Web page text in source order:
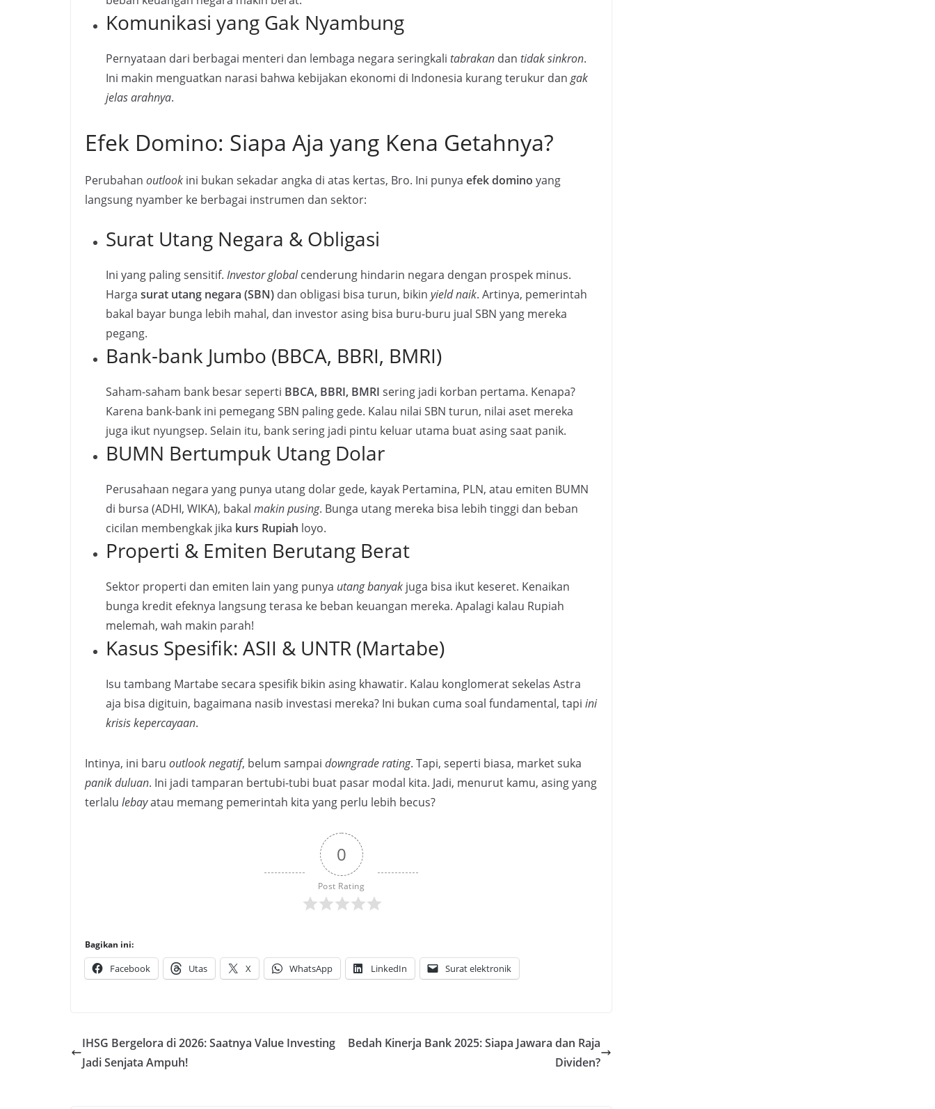
Komunikasi yang Gak Nyambung
Pernyataan dari berbagai menteri dan lembaga negara seringkali tabrakan dan tidak sinkron.
Ini makin menguatkan narasi bahwa kebijakan ekonomi di Indonesia kurang terukur dan gak
jelas arahnya.
Efek Domino: Siapa Aja yang Kena Getahnya?
Perubahan outlook ini bukan sekadar angka di atas kertas, Bro. Ini punya efek domino yang
langsung nyamber ke berbagai instrumen dan sektor:
Surat Utang Negara & Obligasi
Ini yang paling sensitif. Investor globalcenderung hindarin negara dengan prospek minus.
Harga surat utang negara (SBN) dan obligasi bisa turun, bikin yield naik. Artinya, pemerintah
bakal bayar bunga lebih mahal, dan investor asing bisa buru-buru jual SBN yang mereka
pegang.
Bank-bank Jumbo (BBCA, BBRI, BMRI)
Saham-saham bank besar seperti BBCA, BBRI, BMRI sering jadi korban pertama. Kenapa?
Karena bank-bank ini pemegang SBN paling gede. Kalau nilai SBN turun, nilai aset mereka
juga ikut nyungsep. Selain itu, bank sering jadi pintu keluar utama buat asing saat panik.
BUMN Bertumpuk Utang Dolar
Perusahaan negara yang punya utang dolar gede, kayak Pertamina, PLN, atau emiten BUMN
di bursa (ADHI, WIKA), bakal makin pusing. Bunga utang mereka bisa lebih tinggi dan beban
cicilan membengkak jika kurs Rupiah loyo.
Properti & Emiten Berutang Berat
Sektor properti dan emiten lain yang punya utang banyak juga bisa ikut keseret. Kenaikan
bunga kredit efeknya langsung terasa ke beban keuangan mereka. Apalagi kalau Rupiah
melemah, wah makin parah!
Kasus Spesifik: ASII & UNTR (Martabe)
Isu tambang Martabe secara spesifik bikin asing khawatir. Kalau konglomerat sekelas Astra
aja bisa digituin, bagaimana nasib investasi mereka? Ini bukan cuma soal fundamental, tapi ini
krisis kepercayaan.
Intinya, ini baru outlook negatif, belum sampai downgrade rating. Tapi, seperti biasa, market suka
panik duluan. Ini jadi tamparan bertubi-tubi buat pasar modal kita. Jadi, menurut kamu, asing yang
terlalu lebayatau memang pemerintah kita yang perlu lebih becus?
0
Post Rating
Bagikan ini:
Facebook Utas X WhatsApp LinkedIn Surat elektronik
IHSG Bergelora di 2026: Saatnya Value Investing
Jadi Senjata Ampuh!
Bedah Kinerja Bank 2025: Siapa Jawara dan Raja
Dividen?